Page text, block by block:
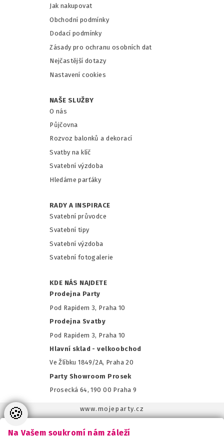
Jak nakupovat
Obchodní podmínky
Dodací podmínky
Zásady pro ochranu osobních dat
Nejčastější dotazy
Nastavení cookies
NAŠE SLUŽBY
O nás
Půjčovna
Rozvoz balonků a dekorací
Svatby na klíč
Svatební výzdoba
Hledáme parťáky
RADY A INSPIRACE
Svatební průvodce
Svatební tipy
Svatební výzdoba
Svatební fotogalerie
KDE NÁS NAJDETE
Prodejna Party
Pod Rapidem 3, Praha 10
Prodejna Svatby
Pod Rapidem 3, Praha 10
Hlavní sklad - velkoobchod
Ve Žlíbku 1849/2A, Praha 20
Party Showroom Prosek
Prosecká 64, 190 00 Praha 9
www.mojeparty.cz
www.svatebnivyzdoba.cz
🍪
Na Vašem soukromí nám záleží